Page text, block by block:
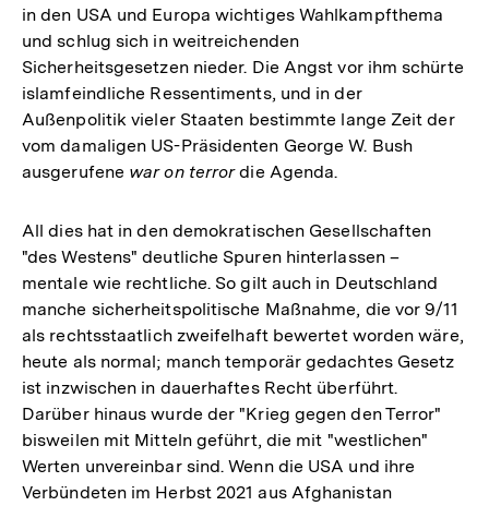
in den USA und Europa wichtiges Wahlkampfthema
und schlug sich in weitreichenden
Sicherheitsgesetzen nieder. Die Angst vor ihm schürte
islamfeindliche Ressentiments, und in der
Außenpolitik vieler Staaten bestimmte lange Zeit der
vom damaligen US-Präsidenten George W. Bush
ausgerufene war on terrordie Agenda.
All dies hat in den demokratischen Gesellschaften
"des Westens" deutliche Spuren hinterlassen –
mentale wie rechtliche. So gilt auch in Deutschland
manche sicherheitspolitische Maßnahme, die vor 9/11
als rechtsstaatlich zweifelhaft bewertet worden wäre,
heute als normal; manch temporär gedachtes Gesetz
ist inzwischen in dauerhaftes Recht überführt.
Darüber hinaus wurde der "Krieg gegen den Terror"
bisweilen mit Mitteln geführt, die mit "westlichen"
Werten unvereinbar sind. Wenn die USA und ihre
Verbündeten im Herbst 2021 aus Afghanistan